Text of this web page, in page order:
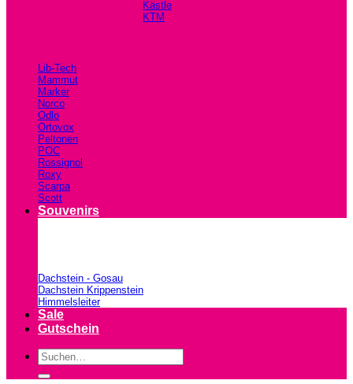
Kästle
KTM
Lib-Tech
Mammut
Marker
Norco
Odlo
Ortovox
Peltonen
POC
Rossignol
Roxy
Scarpa
Scott
Souvenirs
Dachstein - Gosau
Dachstein Krippenstein
Himmelsleiter
Sale
Gutschein
Suchen
nach: